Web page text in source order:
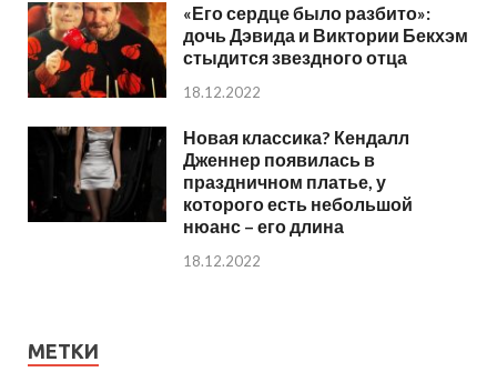
«Его сердце было разбито»:
дочь Дэвида и Виктории Бекхэм
стыдится звездного отца
18.12.2022
Новая классика? Кендалл
Дженнер появилась в
праздничном платье, у
которого есть небольшой
нюанс – его длина
18.12.2022
МЕТКИ